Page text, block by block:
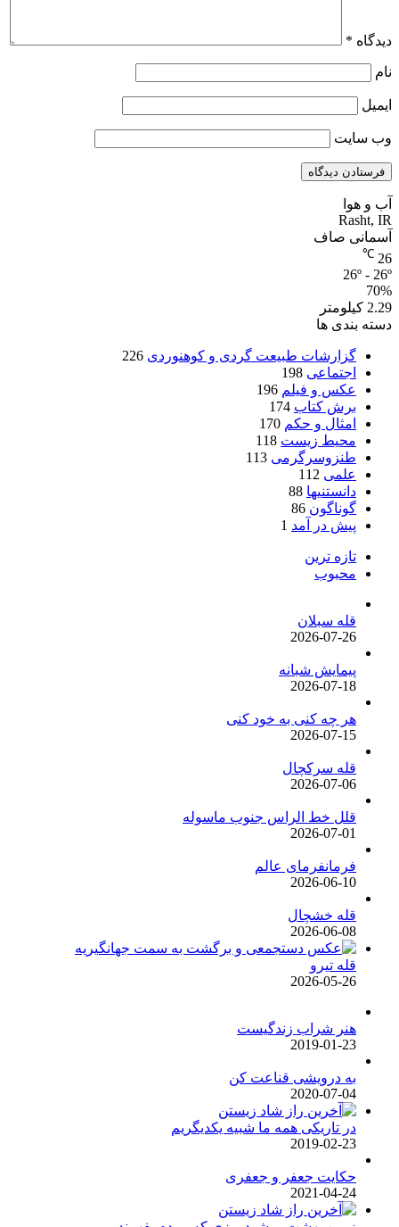
دیدگاه *
نام
ایمیل
وب‌ سایت
آب و هوا
Rasht, IR
آسمانی صاف
26
℃
26º - 26º
70%
2.29 کیلومتر
دسته بندی ها
گزارشات طبیعت گردی و کوهنوردی 226
اجتماعی 198
عکس و فیلم 196
برش کتاب 174
امثال و حکم 170
محیط زیست 118
طنزوسرگرمی 113
علمی 112
دانستنیها 88
گوناگون 86
پیش در آمد 1
تازه ترین
محبوب
قله سبلان
2026-07-26
پیمایش شبانه
2026-07-18
هر چه کنی به خود کنی
2026-07-15
قله سرکچال
2026-07-06
قلل خط الراس جنوب ماسوله
2026-07-01
فرمانفرمای عالم
2026-06-10
قله خشچال
2026-06-08
قله تیرو
2026-05-26
هنر شراب زندگیست
2019-01-23
به درویشی قناعت کن
2020-07-04
در تاریکی همه ما شبیه یکدیگریم
2019-02-23
حکایت جعفر و جعفری
2021-04-24